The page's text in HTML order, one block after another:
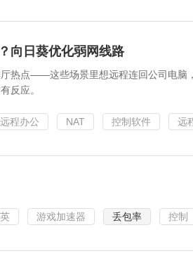
向日葵优化弱网线路
热点——这些场景里想远程连回公司电脑
反应。
远程办公 NAT 控制软件 远
游戏加速器 丢包率 控制